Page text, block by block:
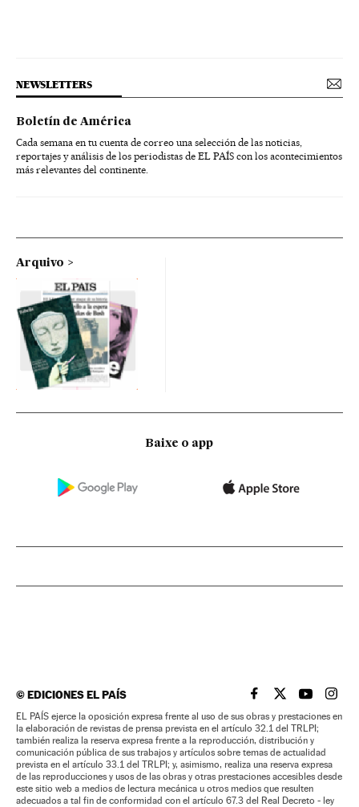
NEWSLETTERS
Boletín de América
Cada semana en tu cuenta de correo una selección de las noticias,
reportajes y análisis de los periodistas de EL PAÍS con los acontecimientos
más relevantes del continente.
Arquivo
Baixe o app
©EDICIONES EL PAÍS EL PAÍS BRASIL EN
EL PAÍSEL PAÍS
EL
EL PAÍS ejerce la oposición expresa frente al uso de sus obras y prestaciones en
la elaboración de revistas de prensa prevista en el artículo 32.1 del TRLPI;
también realiza la reserva expresa frente a la reproducción, distribución y
comunicación pública de sus trabajos y artículos sobre temas de actualidad
prevista en el artículo 33.1 del TRLPI; y, asimismo, realiza una reserva expresa
de las reproducciones y usos de las obras y otras prestaciones accesibles desde
este sitio web a medios de lectura mecánica u otros medios que resulten
adecuados a tal fin de conformidad con el artículo 67.3 del Real Decreto - ley